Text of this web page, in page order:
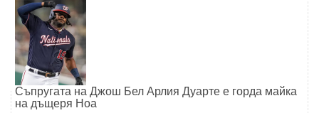
Съпругата на Джош Бел Арлия Дуарте е горда майка
на дъщеря Ноа